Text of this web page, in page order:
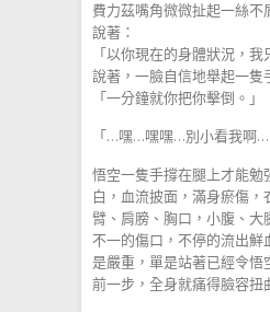
費力茲嘴角微微扯起一絲不
說著：
「以你現在的身體狀況，我
說著，一臉自信地舉起一隻
「一分鐘就你把你擊倒。」
「…嘿…嘿嘿…別小看我啊…
悟空一隻手撐在腿上才能勉
白，血流披面，滿身瘀傷，
臂、肩膀、胸口，小腹、大
不一的傷口，不停的流出鮮
是嚴重，單是站著已經令悟
前一步，全身就痛得臉容扭